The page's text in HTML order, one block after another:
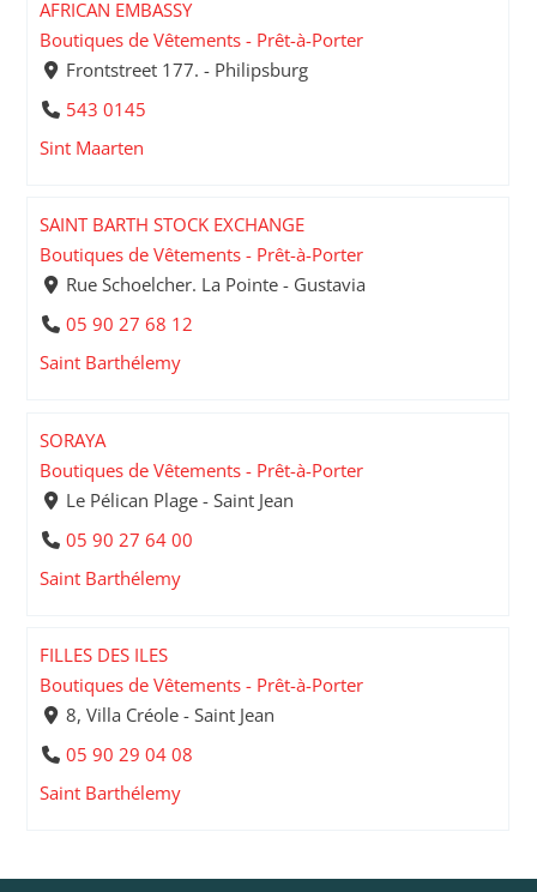
AFRICAN EMBASSY
Boutiques de Vêtements - Prêt-à-Porter
Frontstreet 177. - Philipsburg
543 0145
Sint Maarten
SAINT BARTH STOCK EXCHANGE
Boutiques de Vêtements - Prêt-à-Porter
Rue Schoelcher. La Pointe - Gustavia
05 90 27 68 12
Saint Barthélemy
SORAYA
Boutiques de Vêtements - Prêt-à-Porter
Le Pélican Plage - Saint Jean
05 90 27 64 00
Saint Barthélemy
FILLES DES ILES
Boutiques de Vêtements - Prêt-à-Porter
8, Villa Créole - Saint Jean
05 90 29 04 08
Saint Barthélemy